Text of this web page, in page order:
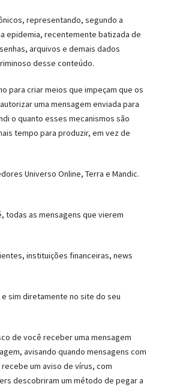
representando, segundo a
epidemia, recentemente batizada de
arquivos e demais dados
desse conteúdo.
para criar meios que impeçam que os
uma mensagem enviada para
o quanto esses mecanismos são
tempo para produzir, em vez de
Universo Online, Terra e Mandic.
todas as mensagens que vierem
instituições financeiras, news
sim diretamente no site do seu
de você receber uma mensagem
avisando quando mensagens com
um aviso de vírus, com
descobriram um método de pegar a